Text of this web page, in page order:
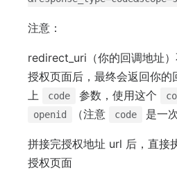
注意：
redirect_uri（你的回调地址
授权页面后，最终会返回你的
上
code 参数，使用这个
openid （注意 code 是一
拼接完授权地址 url 后，直接
授权页面